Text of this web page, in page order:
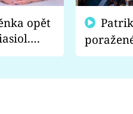
opět
a